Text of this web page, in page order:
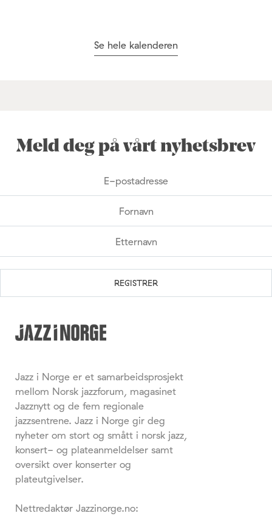
Se hele kalenderen
Meld deg på vårt nyhetsbrev
Jazz i Norge er et samarbeidsprosjekt
mellom Norsk jazzforum, magasinet
Jazznytt og de fem regionale
jazzsentrene. Jazz i Norge gir deg
nyheter om stort og smått i norsk jazz,
konsert- og plateanmeldelser samt
oversikt over konserter og
plateutgivelser.
Nettredaktør Jazzinorge.no: